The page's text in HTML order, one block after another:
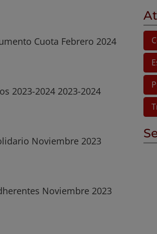
Cuota Febrero 2024
2023-2024 2023-2024
Noviembre 2023
Noviembre 2023